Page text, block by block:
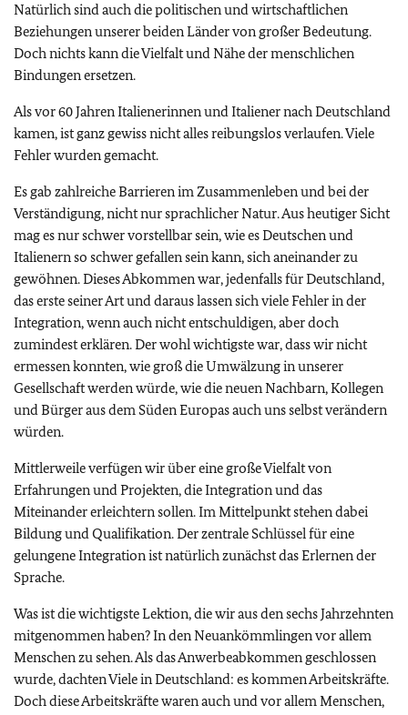
Natürlich sind auch die politischen und wirtschaftlichen
Beziehungen unserer beiden Länder von großer Bedeutung.
Doch nichts kann die Vielfalt und Nähe der menschlichen
Bindungen ersetzen.
Als vor 60 Jahren Italienerinnen und Italiener nach Deutschland
kamen, ist ganz gewiss nicht alles reibungslos verlaufen. Viele
Fehler wurden gemacht.
Es gab zahlreiche Barrieren im Zusammenleben und bei der
Verständigung, nicht nur sprachlicher Natur. Aus heutiger Sicht
mag es nur schwer vorstellbar sein, wie es Deutschen und
Italienern so schwer gefallen sein kann, sich aneinander zu
gewöhnen. Dieses Abkommen war, jedenfalls für Deutschland,
das erste seiner Art und daraus lassen sich viele Fehler in der
Integration, wenn auch nicht entschuldigen, aber doch
zumindest erklären. Der wohl wichtigste war, dass wir nicht
ermessen konnten, wie groß die Umwälzung in unserer
Gesellschaft werden würde, wie die neuen Nachbarn, Kollegen
und Bürger aus dem Süden Europas auch uns selbst verändern
würden.
Mittlerweile verfügen wir über eine große Vielfalt von
Erfahrungen und Projekten, die Integration und das
Miteinander erleichtern sollen. Im Mittelpunkt stehen dabei
Bildung und Qualifikation. Der zentrale Schlüssel für eine
gelungene Integration ist natürlich zunächst das Erlernen der
Sprache.
Was ist die wichtigste Lektion, die wir aus den sechs Jahrzehnten
mitgenommen haben? In den Neuankömmlingen vor allem
Menschen zu sehen. Als das Anwerbeabkommen geschlossen
wurde, dachten Viele in Deutschland: es kommen Arbeitskräfte.
Doch diese Arbeitskräfte waren auch und vor allem Menschen,